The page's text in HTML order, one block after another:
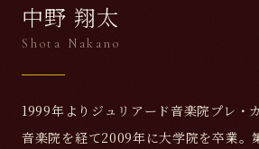
中野 翔太
Shota Nakano
1999年よりジュリアード音楽院プレ・
音楽院を経て2009年に大学院を卒業。